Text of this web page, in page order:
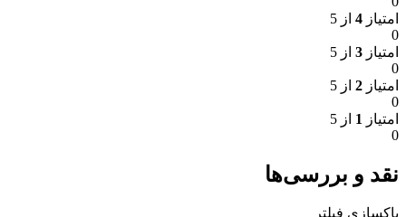
امتیاز 4 از 5
0
امتیاز 3 از 5
0
امتیاز 2 از 5
0
امتیاز 1 از 5
0
نقد و بررسی‌ها
پاکسازی فیلتر